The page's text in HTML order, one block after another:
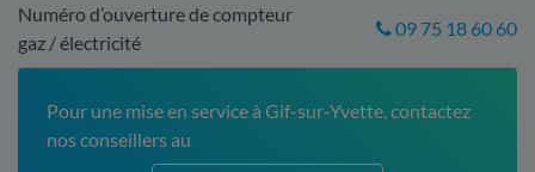
Numéro d’ouverture de compteur
gaz / électricité
09 75 18 60 60
Pour une mise en service à Gif-sur-Yvette, contactez
nos conseillers au